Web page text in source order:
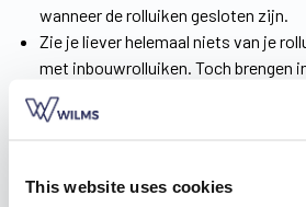
This website uses cookies
wanneer de rolluiken gesloten zijn.
Zie je liever helemaal niets van je
met inbouwrolluiken. Toch brengen
minpuntje met zich mee. Het is
om ze volledig luchtdicht te maken,
inbouwrolluiken dat volgens een